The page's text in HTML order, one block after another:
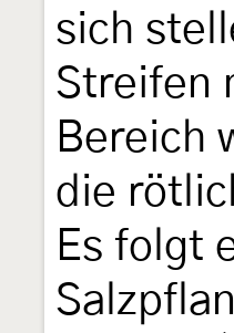
sich
Streifen
Bereich
die
Es folgt